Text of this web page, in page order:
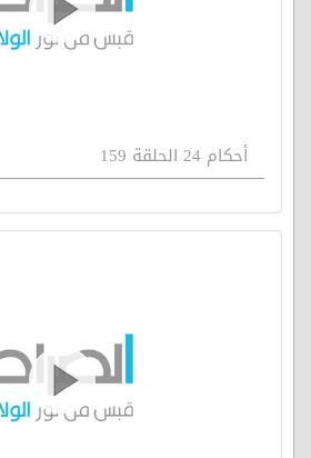
أحكام 24 الحلقة 159